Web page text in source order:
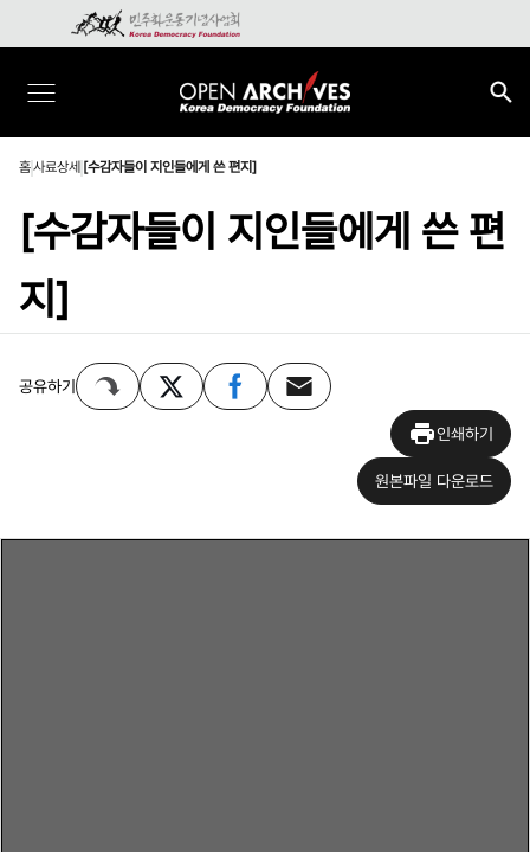
홈사료상세 [수감자들이 지인들에게 쓴 편지]
[수감자들이 지인들에게 쓴 편
지]
공유하기
인쇄하기
원본파일 다운로드